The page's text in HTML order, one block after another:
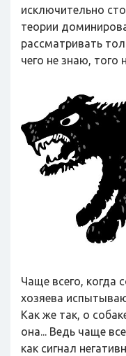
исключительно
теории
рассматривать
чего не знаю, того
Чаще всего, когда
хозяева
Как же так, о
она... Ведь чаще
как сигнал